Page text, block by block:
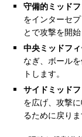
守備的ミッド
をインターセ
とで攻撃を開始
中央ミッドフィ
なぎ、ボール
トします。
サイドミッド
を広げ、攻撃
るために戻りま